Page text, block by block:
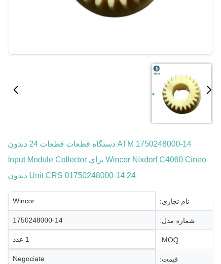
1750248000-14 ATM دستگاه قطعات قطعات 24 دندون
Wincor Nixdorf C4060 Cineo برای Input Module Collector
Unit CRS 01750248000-14 24 دندون
نام تجاری: Wincor
شماره مدل: 1750248000-14
MOQ: 1 عدد
قیمت: Negociate